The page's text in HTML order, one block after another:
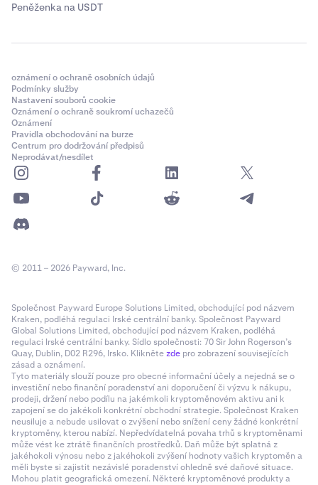
Peněženka na USDT
oznámení o ochraně osobních údajů
Podmínky služby
Nastavení souborů cookie
Oznámení o ochraně soukromí uchazečů
Oznámení
Pravidla obchodování na burze
Centrum pro dodržování předpisů
Neprodávat/nesdílet
© 2011 – 2026 Payward, Inc.
Společnost Payward Europe Solutions Limited, obchodující pod názvem
Kraken, podléhá regulaci Irské centrální banky. Společnost Payward
Global Solutions Limited, obchodující pod názvem Kraken, podléhá
regulaci Irské centrální banky. Sídlo společnosti: 70 Sir John Rogerson’s
Quay, Dublin, D02 R296, Irsko. Kliknětezde pro zobrazení souvisejících
zásad a oznámení.
Tyto materiály slouží pouze pro obecné informační účely a nejedná se o
investiční nebo finanční poradenství ani doporučení či výzvu k nákupu,
prodeji, držení nebo podílu na jakémkoli kryptoměnovém aktivu ani k
zapojení se do jakékoli konkrétní obchodní strategie. Společnost Kraken
neusiluje a nebude usilovat o zvýšení nebo snížení ceny žádné konkrétní
kryptoměny, kterou nabízí. Nepředvídatelná povaha trhů s kryptoměnami
může vést ke ztrátě finančních prostředků. Daň může být splatná z
jakéhokoli výnosu nebo z jakéhokoli zvýšení hodnoty vašich kryptoměn a
měli byste si zajistit nezávislé poradenství ohledně své daňové situace.
Mohou platit geografická omezení. Některé kryptoměnové produkty a